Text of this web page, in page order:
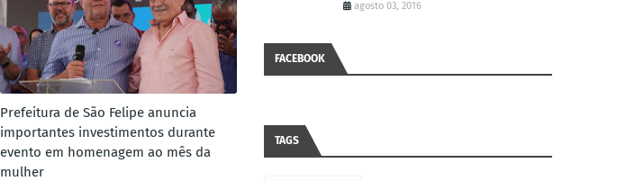
Prefeitura de São Felipe anuncia
importantes investimentos durante
evento em homenagem ao mês da
mulher
agosto 03, 2016
FACEBOOK
TAGS